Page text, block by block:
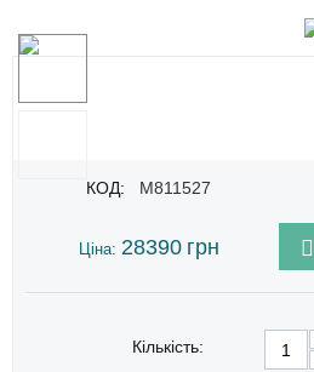
КОД: M811527
Ціна: 28390 грн
Кількість: